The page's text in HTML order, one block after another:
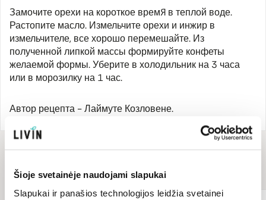
Šioje svetainėje naudojami slapukai
Slapukai ir panašios technologijos leidžia svetainei
Замочите орехи на короткое время в теплой воде.
Растопите масло. Измельчите орехи и инжир в
измельчителе, все хорошо перемешайте. Из
полученной липкой массы формируйте конфеты
желаемой формы. Уберите в холодильник на 3 часа
или в морозилку на 1 час.
Автор рецепта - Лаймуте Козловене.
Для рецепта
понадобится